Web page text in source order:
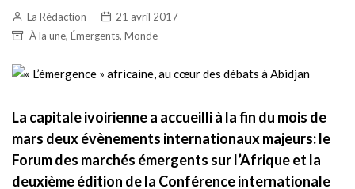
La Rédaction
21 avril 2017
À la une, Émergents, Monde
La capitale ivoirienne a accueilli à la fin du mois de
mars deux évènements internationaux majeurs: le
Forum des marchés émergents sur l’Afrique et la
deuxième édition de la Conférence internationale